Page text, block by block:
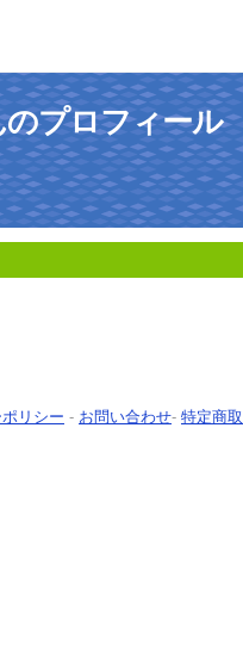
プロフィール
リシー - お問い合わせ- 特定商